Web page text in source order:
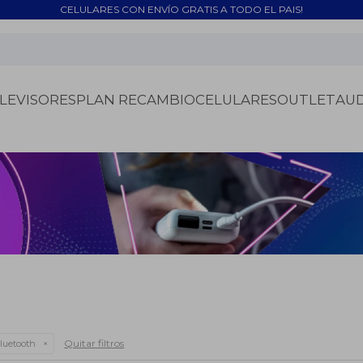
CELULARES CON ENVÍO GRATIS A TODO EL PAIS!
PLAN RECAMBIOCELULARESOUTLET
Quitar filtros